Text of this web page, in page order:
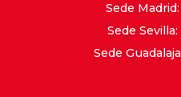
Sede
Sede
Sede